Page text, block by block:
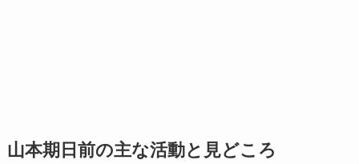
山本期日前の主な活動と見どころ